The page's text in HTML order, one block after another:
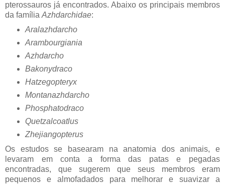
pterossauros já encontrados. Abaixo os principais membros
da família Azhdarchidae:
Aralazhdarcho
Arambourgiania
Azhdarcho
Bakonydraco
Hatzegopteryx
Montanazhdarcho
Phosphatodraco
Quetzalcoatlus
Zhejiangopterus
Os estudos se basearam na anatomia dos animais, e
levaram em conta a forma das patas e pegadas
encontradas, que sugerem que seus membros eram
pequenos e almofadados para melhorar e suavizar a